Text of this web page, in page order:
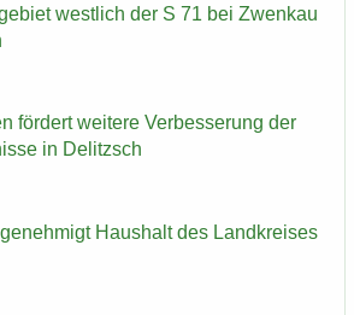
west­lich der S 71 bei Zwenkau
för­dert wei­te­re Ver­bes­se­rung der
in De­litzsch
Haus­halt des Land­krei­ses